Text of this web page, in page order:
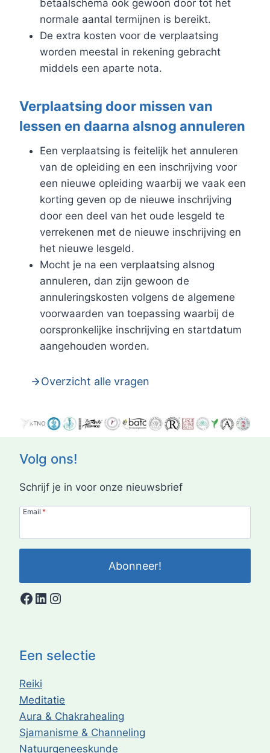
betaalschema ook gewoon door tot het
normale aantal termijnen is bereikt.
De extra kosten voor de verplaatsing
worden meestal in rekening gebracht
middels een aparte nota.
Verplaatsing door missen van
lessen en daarna alsnog annuleren
Een verplaatsing is feitelijk het annuleren
van de opleiding en een inschrijving voor
een nieuwe opleiding waarbij we vaak een
korting geven op de nieuwe inschrijving
door een deel van het oude lesgeld te
verrekenen met de nieuwe inschrijving en
het nieuwe lesgeld.
Mocht je na een verplaatsing alsnog
annuleren, dan zijn gewoon de
annuleringskosten volgens de algemene
voorwaarden van toepassing waarbij de
oorspronkelijke inschrijving en startdatum
aangehouden worden.
Overzicht alle vragen
Een selectie
Reiki
Meditatie
Aura & Chakrahealing
Sjamanisme & Channeling
Natuurgeneeskunde
Volg ons!
Schrijf je in voor onze nieuwsbrief
Email *
Abonneer!
Facebook
LinkedIn
Instagram